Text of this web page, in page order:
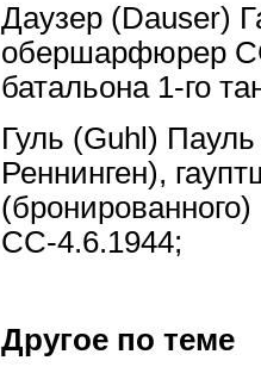
Даузер (Dauser)
обершарфюрер
батальона 1-го
Гуль (Guhl)
Реннинген),
(бронированного)
СС-4.6.1944;
Другое по теме